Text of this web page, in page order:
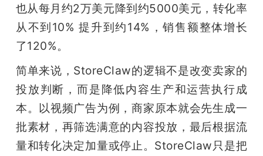
也从每月约2万美元降到约5000美元，转化率
从不到10% 提升到约14%，销售额整体增长
了120%。
简单来说，StoreClaw的逻辑不是改变卖家的
投放判断，而是降低内容生产和运营执行成
本。以视频广告为例，商家原本就会先生成一
批素材，再筛选满意的内容投放，最后根据流
量和转化决定加量或停止。StoreClaw只是把